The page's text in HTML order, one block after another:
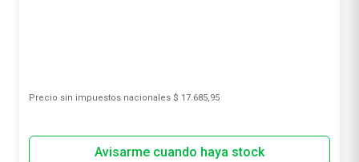
Precio sin impuestos nacionales $ 17.685,95